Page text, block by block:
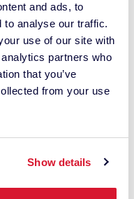
and ads, to
to analyse our traffic.
use of our site with
partners who
that you’ve
from your use
Show details
para o seu
Datacolor.